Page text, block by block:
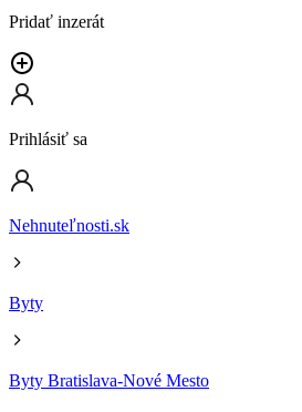
Pridať inzerát
Prihlásiť sa
Nehnuteľnosti.sk
Byty
Byty Bratislava-Nové Mesto